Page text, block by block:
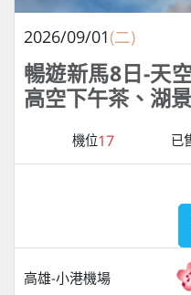
2026/09/01(二)
暢遊新馬8日-天
高空下午茶、湖
機位17 已
高雄-小港機場